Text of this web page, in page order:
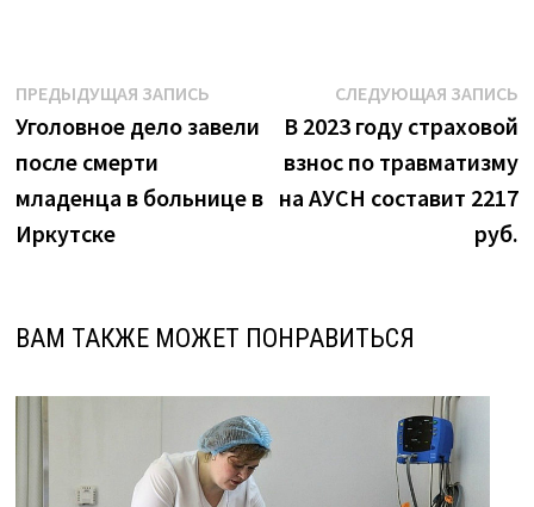
Навигация
по
записям
ПРЕДЫДУЩАЯ ЗАПИСЬПредыдущая
запись:
Уголовное дело завели
после смерти
младенца в больнице в
Иркутске
СЛЕДУЮЩАЯ ЗАПИСЬ
В 2023 году страховой
взнос по травматизму
на АУСН составит 2217
руб.
ВАМ ТАКЖЕ МОЖЕТ ПОНРАВИТЬСЯ